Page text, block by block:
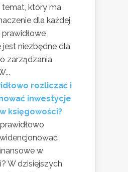
który ma
dla każdej
jest niezbędne dla
zarządzania
rozliczać i
inwestycje
księgowości?
w
W dzisiejszych